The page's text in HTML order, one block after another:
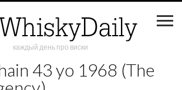
каждый день про виски
43 yo 1968 (The